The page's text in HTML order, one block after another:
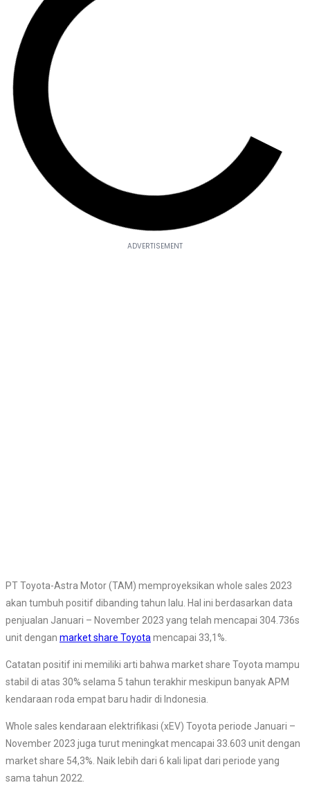
PT Toyota-Astra Motor (TAM) memproyeksikan whole sales 2023
akan tumbuh positif dibanding tahun lalu. Hal ini berdasarkan data
penjualan Januari – November 2023 yang telah mencapai 304.736s
unit dengan market share Toyotamencapai 33,1%.
Catatan positif ini memiliki arti bahwa market share Toyota mampu
stabil di atas 30% selama 5 tahun terakhir meskipun banyak APM
kendaraan roda empat baru hadir di Indonesia.
Whole sales kendaraan elektrifikasi (xEV) Toyota periode Januari –
November 2023 juga turut meningkat mencapai 33.603 unit dengan
market share 54,3%. Naik lebih dari 6 kali lipat dari periode yang
sama tahun 2022.